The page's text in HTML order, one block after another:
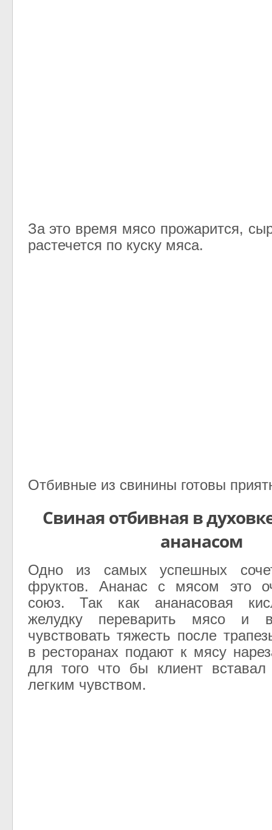
За это время мясо прожарится,
растечется по куску мяса.
Отбивные из свинины готовы
Свиная отбивная в
ананасом
Одно из самых успешных
фруктов. Ананас с мясом это
союз. Так как ананасовая
желудку переварить мясо и
чувствовать тяжесть после
в ресторанах подают к мясу
для того что бы клиент
легким чувством.